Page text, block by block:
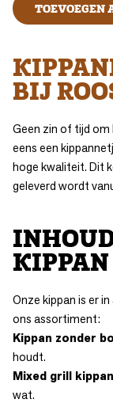
TOEVOEGEN
BIJ
Geen zin of tijd
eens een
hoge kwaliteit. Dit
geleverd wordt
KIPPAN
Onze kippan is er
ons assortiment:
Kippan zonder
houdt.
Mixed grill kippan
wat.